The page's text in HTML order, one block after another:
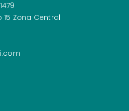
15 Zona Central